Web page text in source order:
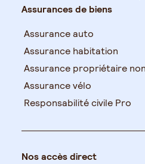
Assurances de biens
Assurance auto
Assurance habitation
Assurance propriétaire
Assurance vélo
Responsabilité civile Pro
Nos accès direct